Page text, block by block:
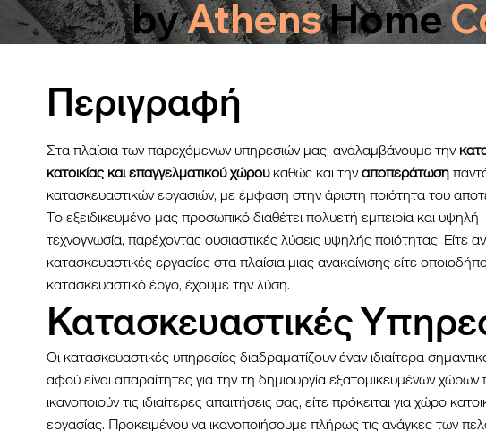
byAthensHome
Περιγραφή
Στα πλαίσια των παρεχόμενων υπηρεσιών μας, αναλαμβάνουμε την
κατοικίας και επαγγελματικού χώρουκαθώς και τηναποπεράτωση
κατασκευαστικών εργασιών, με έμφαση στην άριστη ποιότητα του
Το εξειδικευμένο μας προσωπικό διαθέτει πολυετή εμπειρία και υψηλή
τεχνογνωσία, παρέχοντας ουσιαστικές λύσεις υψηλής ποιότητας. Είτε
κατασκευαστικές εργασίες στα πλαίσια μιας ανακαίνισης είτε
κατασκευαστικό έργο, έχουμε την λύση.
Κατασκευαστικές
Οι κατασκευαστικές υπηρεσίες διαδραματίζουν έναν ιδιαίτερα
αφού είναι απαραίτητες για την τη δημιουργία εξατομικευμένων χώρων
ικανοποιούν τις ιδιαίτερες απαιτήσεις σας, είτε πρόκειται για χώρο
εργασίας. Προκειμένου να ικανοποιήσουμε πλήρως τις ανάγκες των